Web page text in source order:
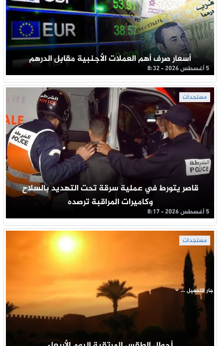
أسعار صرف أهم العملات الأجنبية مقابل الدرهم
5 أغسطس 2026 - 8:32
مستجدات
قاصر يتورط في عملية سرقة تحت التهديد بالسلاح
وكاميرات المراقبة ترصده
5 أغسطس 2026 - 8:17
مستجدات
جار التحميل ...